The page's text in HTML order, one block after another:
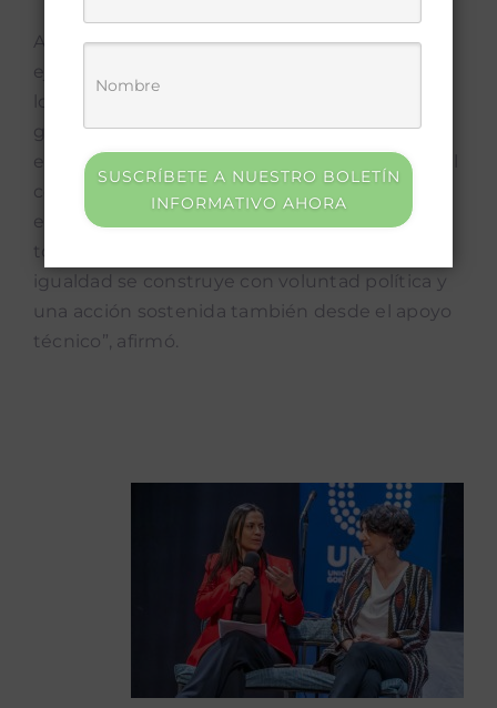
Al cierre del evento, Karen Porras, directora
ejecutiva de la UNGL recalcó: “Los gobiernos
locales son el actor más estratégico para
garantizar que nuestras ciudades sean
espacios seguros. Desde la UNGL, asumimos el
compromiso de acompañar y promover un
enfoque de género que sea transversal en
todas las acciones. Tenemos claro que la
igualdad se construye con voluntad política y
una acción sostenida también desde el apoyo
técnico”, afirmó.
SUSCRÍBETE A NUESTRO BOLETÍN
INFORMATIVO AHORA